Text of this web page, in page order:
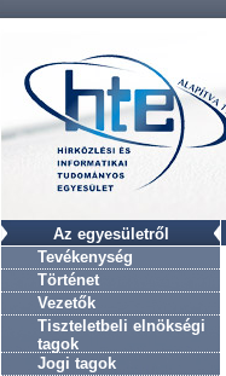
Az egyesületről
Tevékenység
Történet
Vezetők
Tiszteletbeli elnökségi
tagok
Jogi tagok